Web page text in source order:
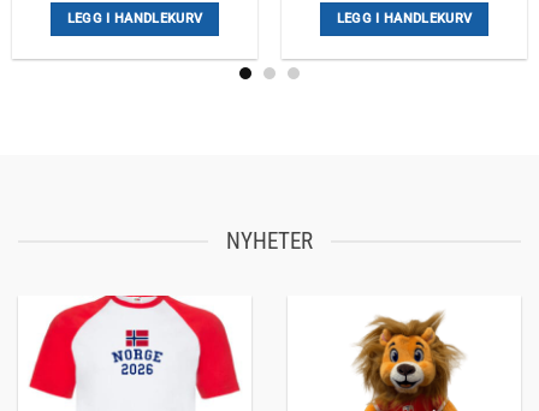
var:
149,00 kr.
LEGG I HANDLEKURV
var:
245,00 kr.
LEGG I HANDLEKURV
NYHETER